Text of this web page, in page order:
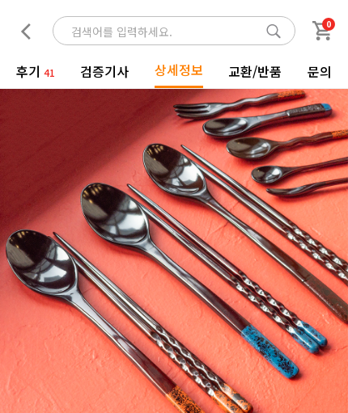
0
후기 41 검증기사 상세정보 교환/반품 문의